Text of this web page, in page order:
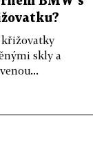
křižovatky
skly a